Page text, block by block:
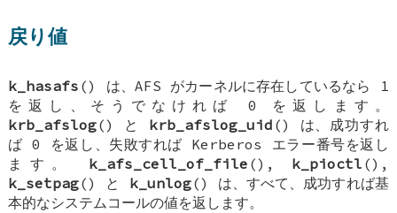
戻り値
k_hasafs () は、AFS がカーネルに存在しているなら 1
を返し、そうでなければ 0 を返します。
krb_afslog() と krb_afslog_uid () は、成功すれ
ば 0 を返し、失敗すれば Kerberos エラー番号を返し
ます。 k_afs_cell_of_file (), k_pioctl (),
k_setpag() と k_unlog() は、すべて、成功すれば基
本的なシステムコールの値を返します。